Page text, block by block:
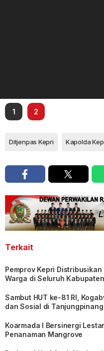
1 2
Ditjenpas Kepri
Terkait
Pemprov Kepri
Warga di Seluruh
Sambut HUT ke-81 RI,
dan Sosial di Tanjungpinang
Koarmada I Bersinergi
Penanaman Mangrove